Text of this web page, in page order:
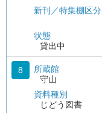
新刊／特集棚区分
状態
貸出中
8
所蔵館
守山
資料種別
じどう図書